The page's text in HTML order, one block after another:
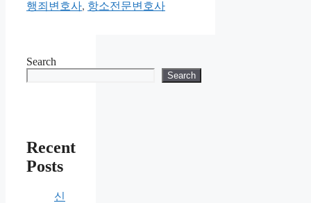
행죄변호사, 항소전문변호사
Search
Search
Recent
Posts
신